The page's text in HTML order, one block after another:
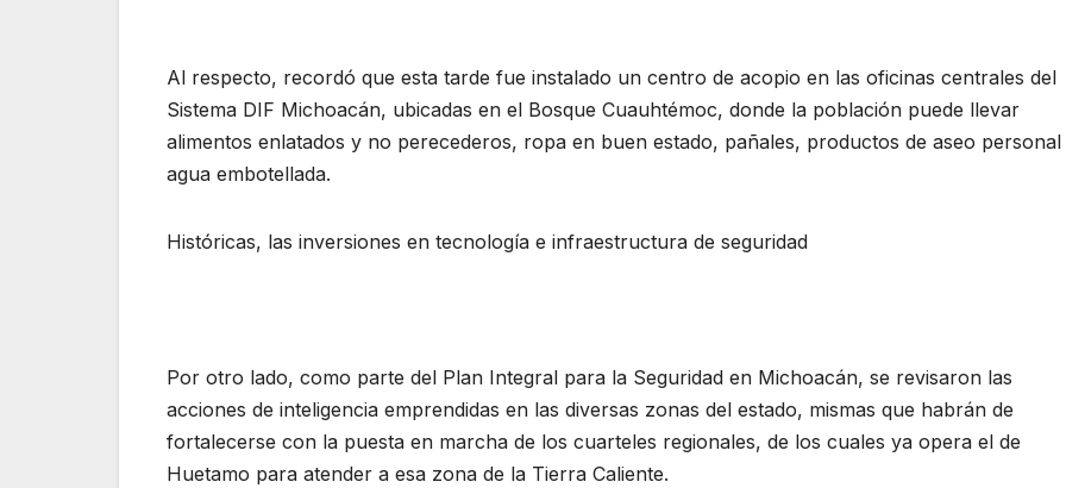
Al respecto, recordó que esta tarde fue instalado un centro de acopio en las oficinas centrales del
Sistema DIF Michoacán, ubicadas en el Bosque Cuauhtémoc, donde la población puede llevar
alimentos enlatados y no perecederos, ropa en buen estado, pañales, productos de aseo personal
agua embotellada.
Históricas, las inversiones en tecnología e infraestructura de seguridad
Por otro lado, como parte del Plan Integral para la Seguridad en Michoacán, se revisaron las
acciones de inteligencia emprendidas en las diversas zonas del estado, mismas que habrán de
fortalecerse con la puesta en marcha de los cuarteles regionales, de los cuales ya opera el de
Huetamo para atender a esa zona de la Tierra Caliente.